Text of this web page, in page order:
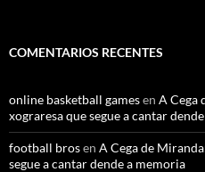
COMENTARIOS RECENTES
online basketball gamesen A Cega
xograresa que segue a cantar
football brosen A Cega de
segue a cantar dende a memoria